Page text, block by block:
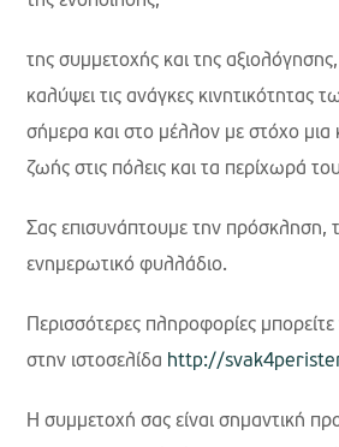
της συμμετοχής και της
καλύψει τις ανάγκες
σήμερα και στο μέλλον με στόχο μια
ζωής στις πόλεις και τα περίχωρά
Σας επισυνάπτουμε την πρόσκληση,
ενημερωτικό φυλλάδιο.
Περισσότερες πληροφορίες
στην ιστοσελίδα http://
Η συμμετοχή σας είναι σημαντική